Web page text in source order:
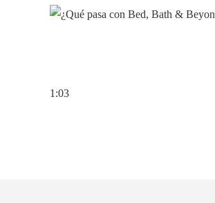
1:03